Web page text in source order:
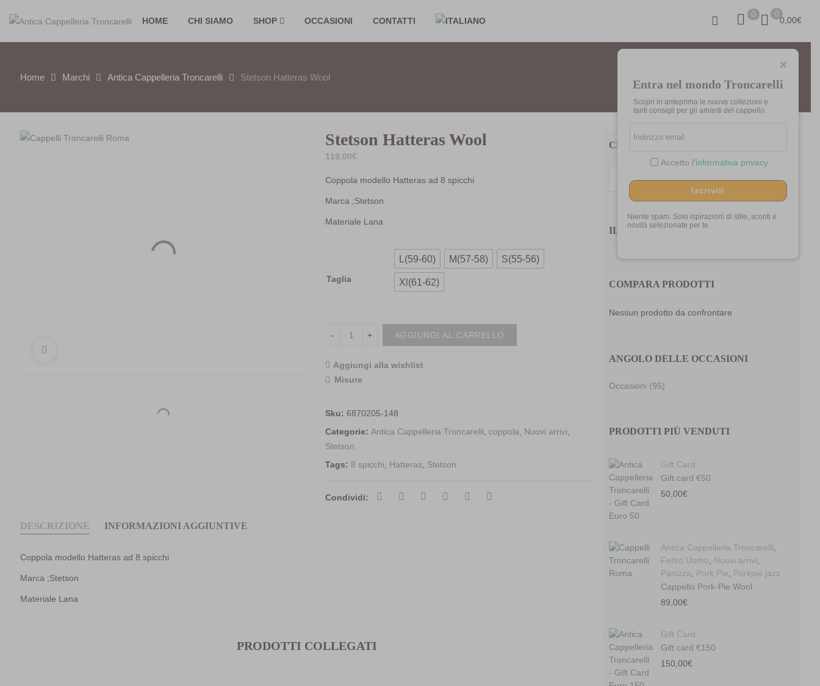
Entra nel mondo Troncarelli
Scopri in anteprima le nuove collezioni e
tanti consigli per gli amanti del cappello.
Accetto l'informativa privacy
Iscriviti
Niente spam. Solo ispirazioni di stile, sconti e
novità selezionate per te.
HOME CHI SIAMO SHOP OCCASIONI CONTATTI
0 0
0,00€
Home Marchi Antica Cappelleria Troncarelli Stetson Hatteras Wool
Stetson Hatteras Wool
119,00€
Coppola modello Hatteras ad 8 spicchi
Marca ;Stetson
Materiale Lana
Taglia
L(59-60) M(57-58) S(55-56)
Xl(61-62)
AGGIUNGI AL CARRELLO
Aggiungi alla wishlist
Misure
Sku: 6870205-148
Categorie: Antica Cappelleria Troncarelli coppola Nuovi arrivi
Stetson
Tags: 8 spicchi Hatteras Stetson
Condividi:
DESCRIZIONE INFORMAZIONI AGGIUNTIVE
Coppola modello Hatteras ad 8 spicchi
Marca ;Stetson
Materiale Lana
PRODOTTI COLLEGATI
CERCA TRA I NOSTRI PRODOTTI
IL MIO CARRELLO
COMPARA PRODOTTI
Nessun prodotto da confrontare
ANGOLO DELLE OCCASIONI
Occasioni (95)
PRODOTTI PIÙ VENDUTI
Gift Card
Gift card €50
50,00€
Antica Cappelleria Troncarelli
Feltro Uomo
Nuovi arrivi
Panizza
Pork Pie
Porkpie jazz
Cappello Pork-Pie Wool
89,00€
Gift Card
Gift card €150
150,00€